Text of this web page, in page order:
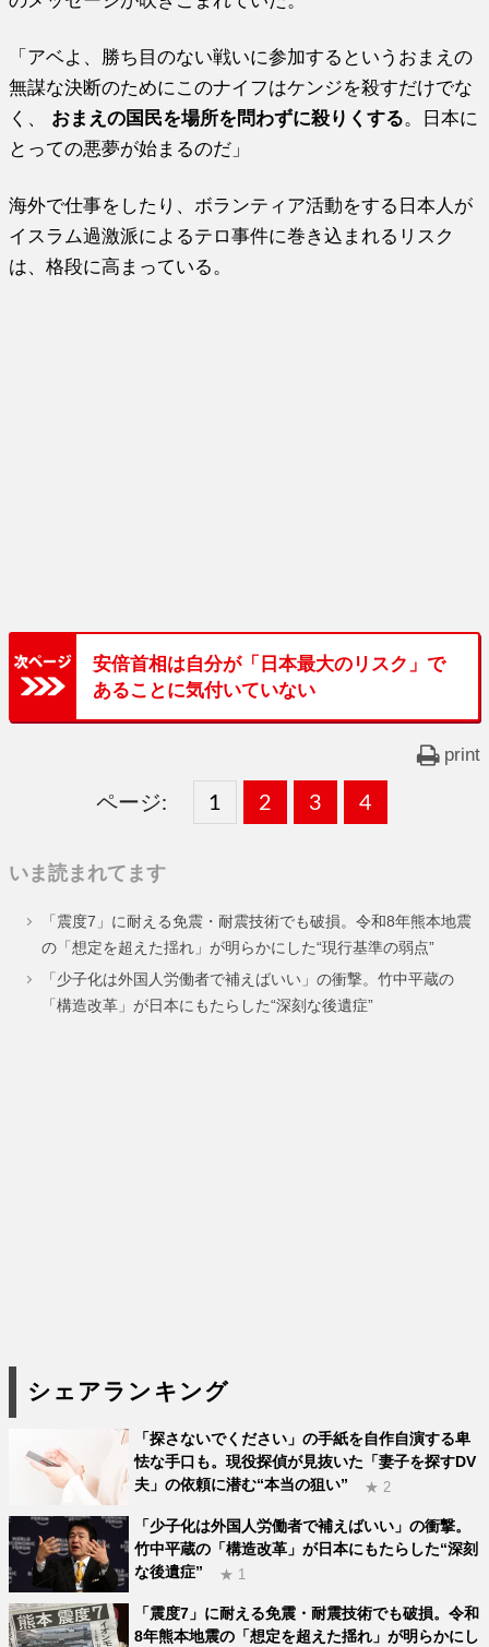
「アベよ、勝ち目のない戦いに参加するというおまえの
無謀な決断のためにこのナイフはケンジを殺すだけでな
く、 おまえの国民を場所を問わずに殺りくする。日本に
とっての悪夢が始まるのだ」
海外で仕事をしたり、ボランティア活動をする日本人が
イスラム過激派によるテロ事件に巻き込まれるリスク
は、格段に高まっている。
安倍首相は自分が「日本最大のリスク」で
あることに気付いていない
print
ページ:
固
ー
ジ
1 ,
固
ー
ジ
2 ,
固
ー
ジ
3 ,
固
ー
ジ
4
いま読まれてます
「震度7」に耐える免震・耐震技術でも破損。令和8年熊本地震
の「想定を超えた揺れ」が明らかにした“現行基準の弱点”
「少子化は外国人労働者で補えばいい」の衝撃。竹中平蔵の
「構造改革」が日本にもたらした“深刻な後遺症”
シェアランキング
「探さないでください」の手紙を自作自演する卑
怯な手口も。現役探偵が見抜いた「妻子を探すDV
夫」の依頼に潜む“本当の狙い”
★ 2
「少子化は外国人労働者で補えばいい」の衝撃。
竹中平蔵の「構造改革」が日本にもたらした“深刻
な後遺症”
★ 1
「震度7」に耐える免震・耐震技術でも破損。令和
8年熊本地震の「想定を超えた揺れ」が明らかにし